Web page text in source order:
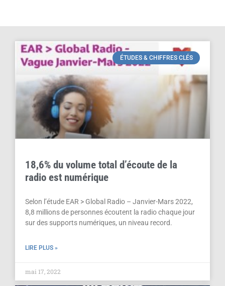
ÉTUDES & CHIFFRES CLÉS
18,6% du volume total d’écoute de la
radio est numérique
Selon l’étude EAR > Global Radio – Janvier-Mars 2022,
8,8 millions de personnes écoutent la radio chaque jour
sur des supports numériques, un niveau record.
LIRE PLUS »
mai 17, 2022